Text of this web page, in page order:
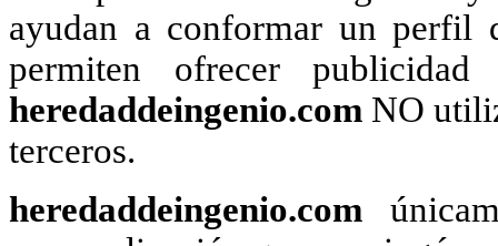
ayudan a conformar un perfil
permiten ofrecer
heredaddeingenio.com NO
terceros.
heredaddeingenio.com